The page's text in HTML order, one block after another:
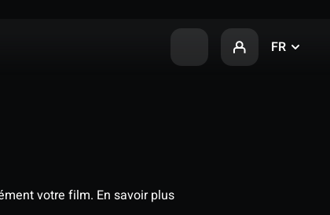
FR
votre film. En savoir plus